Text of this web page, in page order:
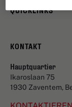
QUICKLINKS
KONTAKT
Hauptquartier
Ikaroslaan 75
1930 Zaventem,